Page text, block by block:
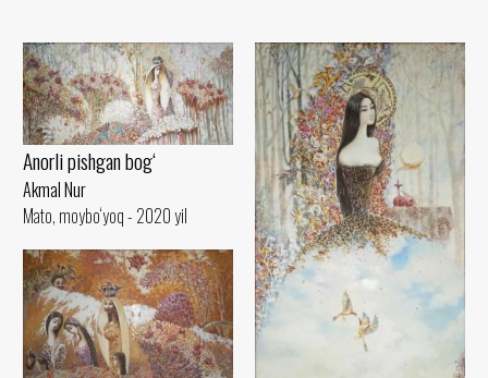
Anorli pishgan bog‘
Akmal Nur
Mato, moybo‘yoq - 2020 yil